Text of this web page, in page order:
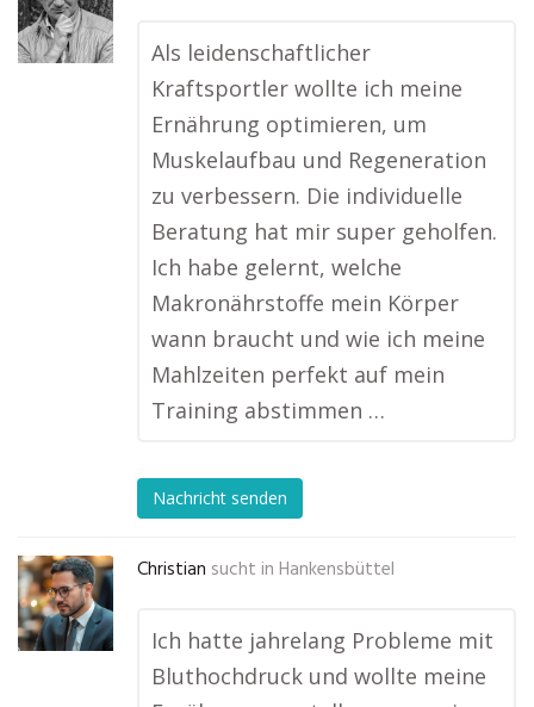
Als leidenschaftlicher
Kraftsportler wollte ich meine
Ernährung optimieren, um
Muskelaufbau und Regeneration
zu verbessern. Die individuelle
Beratung hat mir super geholfen.
Ich habe gelernt, welche
Makronährstoffe mein Körper
wann braucht und wie ich meine
Mahlzeiten perfekt auf mein
Training abstimmen …
Nachricht senden
Christian sucht in Hankensbüttel
Ich hatte jahrelang Probleme mit
Bluthochdruck und wollte meine